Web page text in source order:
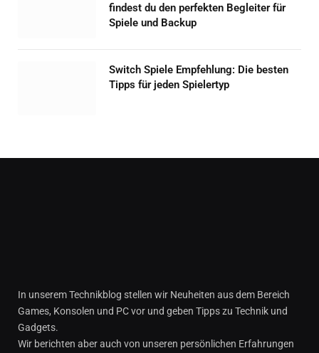
findest du den perfekten Begleiter für
Spiele und Backup
Switch Spiele Empfehlung: Die besten
Tipps für jeden Spielertyp
In unserem Technikblog stellen wir Neuheiten aus dem Bereich
Games, Konsolen und PC vor und geben Tipps zu Technik und
Gadgets.
Wir berichten aber auch von unseren persönlichen Erfahrungen